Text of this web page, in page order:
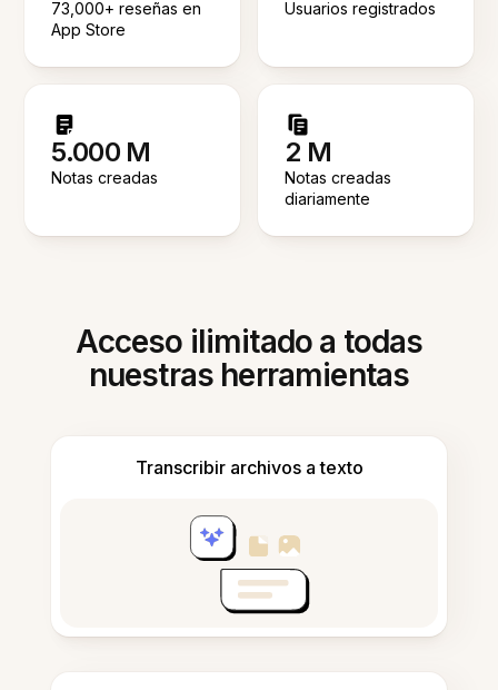
73,000+ reseñas en
App Store
Usuarios registrados
5.000 M
Notas creadas
2 M
Notas creadas
diariamente
Acceso ilimitado a todas
nuestras herramientas
Transcribir archivos a texto